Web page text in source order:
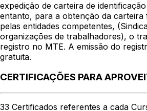
expedição de carteira de
entanto, para a obtenção da
pelas entidades competentes,
organizações de trabalhadores), o
registro no MTE. A emissão do
gratuita.
CERTIFICAÇÕES PARA
33 Certificados referentes a cada